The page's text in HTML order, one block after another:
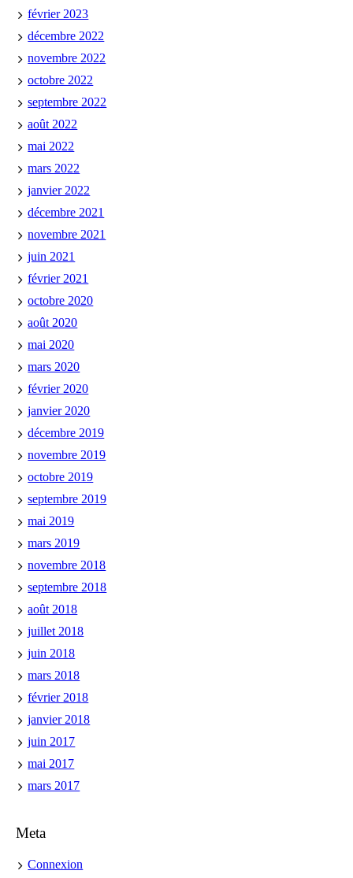
février 2023
décembre 2022
novembre 2022
octobre 2022
septembre 2022
août 2022
mai 2022
mars 2022
janvier 2022
décembre 2021
novembre 2021
juin 2021
février 2021
octobre 2020
août 2020
mai 2020
mars 2020
février 2020
janvier 2020
décembre 2019
novembre 2019
octobre 2019
septembre 2019
mai 2019
mars 2019
novembre 2018
septembre 2018
août 2018
juillet 2018
juin 2018
mars 2018
février 2018
janvier 2018
juin 2017
mai 2017
mars 2017
Meta
Connexion